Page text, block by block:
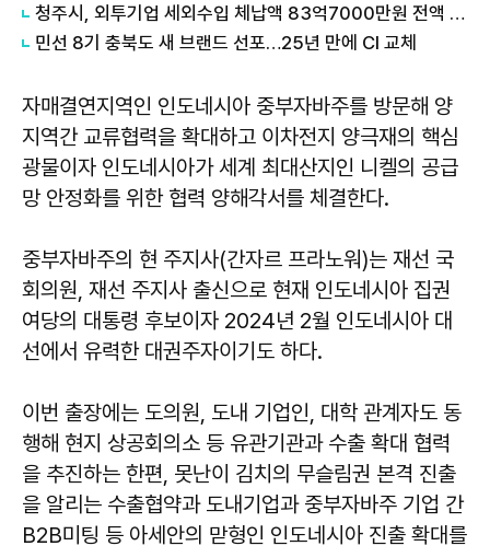
청주시, 외투기업 세외수입 체납액 83억7000만원 전액 징수
민선 8기 충북도 새 브랜드 선포…25년 만에 CI 교체
자매결연지역인 인도네시아 중부자바주를 방문해 양
지역간 교류협력을 확대하고 이차전지 양극재의 핵심
광물이자 인도네시아가 세계 최대산지인 니켈의 공급
망 안정화를 위한 협력 양해각서를 체결한다.
중부자바주의 현 주지사(간자르 프라노워)는 재선 국
회의원, 재선 주지사 출신으로 현재 인도네시아 집권
여당의 대통령 후보이자 2024년 2월 인도네시아 대
선에서 유력한 대권주자이기도 하다.
이번 출장에는 도의원, 도내 기업인, 대학 관계자도 동
행해 현지 상공회의소 등 유관기관과 수출 확대 협력
을 추진하는 한편, 못난이 김치의 무슬림권 본격 진출
을 알리는 수출협약과 도내기업과 중부자바주 기업 간
B2B미팅 등 아세안의 맏형인 인도네시아 진출 확대를